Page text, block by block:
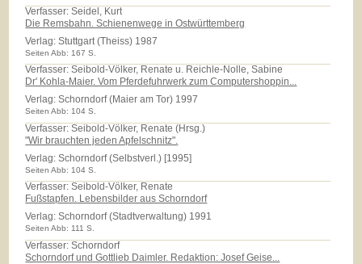
Verfasser: Seidel, Kurt
Die Remsbahn. Schienenwege in Ostwürttemberg
Verlag:Stuttgart (Theiss) 1987
Seiten Abb: 167 S.
Verfasser: Seibold-Völker, Renate u. Reichle-Nolle, Sabine
Dr' Kohla-Maier. Vom Pferdefuhrwerk zum Computershoppin...
Verlag:Schorndorf (Maier am Tor) 1997
Seiten Abb: 104 S.
Verfasser: Seibold-Völker, Renate (Hrsg.)
"Wir brauchten jeden Apfelschnitz".
Verlag:Schorndorf (Selbstverl.) [1995]
Seiten Abb: 104 S.
Verfasser: Seibold-Völker, Renate
Fußstapfen. Lebensbilder aus Schorndorf
Verlag:Schorndorf (Stadtverwaltung) 1991
Seiten Abb: 111 S.
Verfasser: Schorndorf
Schorndorf und Gottlieb Daimler. Redaktion: Josef Geise...